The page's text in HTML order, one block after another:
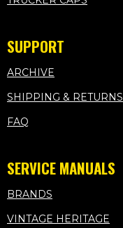
SUPPORT
ARCHIVE
SHIPPING & RETURNS
FAQ
SERVICE MANUALS
BRANDS
VINTAGE HERITAGE